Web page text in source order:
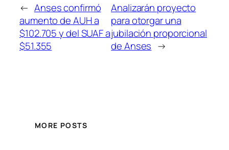
← Anses confirmó
aumento de AUH a
$102.705 y del SUAF a
$51.355
Analizarán proyecto
para otorgar una
jubilación proporcional
de Anses →
MORE POSTS